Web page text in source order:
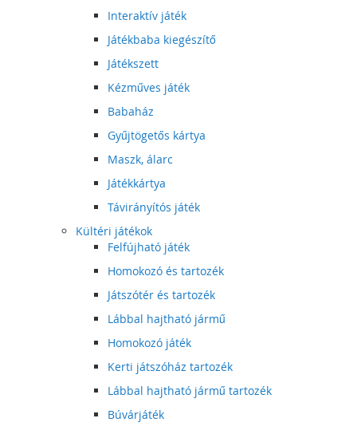
Interaktív játék
Játékbaba kiegészítő
Játékszett
Kézműves játék
Babaház
Gyűjtögetős kártya
Maszk, álarc
Játékkártya
Távirányítós játék
Kültéri játékok
Felfújható játék
Homokozó és tartozék
Játszótér és tartozék
Lábbal hajtható jármű
Homokozó játék
Kerti játszóház tartozék
Lábbal hajtható jármű tartozék
Búvárjáték